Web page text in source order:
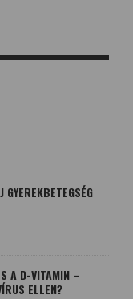
A D-VITAMIN –
ELLEN?